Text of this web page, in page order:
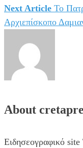
άρθρων
Next Article Το
Αρχιεπίσκοπο
About
Ειδησεογραφικό